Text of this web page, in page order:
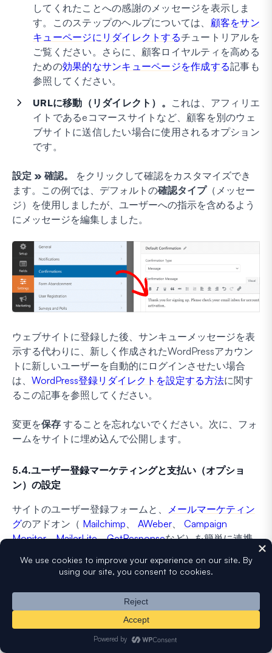
してくれたことへの感謝のメッセージを表示しま
す。このステップのヘルプについては、 顧客をサン
キューページにリダイレクトするチュートリアルを
ご覧ください。さらに、顧客ロイヤルティを高める
ための効果的なサンキューページを作成する記事も
参照してください。
URLに移動（リダイレクト）。 これは、アフィリエ
イトであるeコマースサイトなど、顧客を別のウェ
ブサイトに送信したい場合に使用されるオプション
です。
設定 » 確認。 をクリックして確認をカスタマイズでき
ます。この例では、デフォルトの確認タイプ（メッセー
ジ）を使用しましたが、ユーザーへの指示を含めるよう
にメッセージを編集しました。
ウェブサイトに登録した後、サンキューメッセージを表
示する代わりに、新しく作成されたWordPressアカウン
トに新しいユーザーを自動的にログインさせたい場合
は、 WordPress登録リダイレクトを設定する方法に関す
るこの記事を参照してください。
変更を保存 することを忘れないでください。次に、フォ
ームをサイトに埋め込んで公開します。
5.4.ユーザー登録マーケティングと支払い（オプショ
ン）の設定
サイトのユーザー登録フォームと、
メールマーケティン
グのアドオン（ Mailchimp AWeber
Campaign
Monitor、MailerLite、GetResponseなど）を簡単に連携
ールマーケティングリストに追加できます。そこから、
さまざまなマーケティングオートメーションシーケンス
に追加することも可能です。